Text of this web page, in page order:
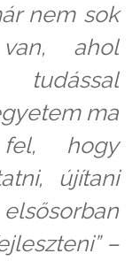
nem sok
ahol
ma
hogy
újítani
–